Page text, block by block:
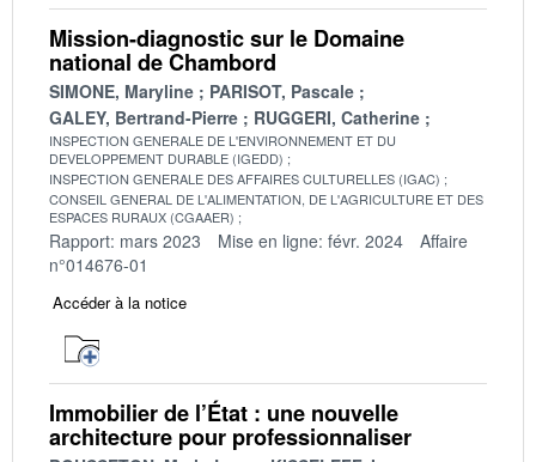
Mission-diagnostic sur le Domaine
national de Chambord
SIMONE, Maryline
PARISOT, Pascale
GALEY, Bertrand-Pierre
RUGGERI, Catherine
INSPECTION GENERALE DE L'ENVIRONNEMENT ET DU
DEVELOPPEMENT DURABLE (IGEDD)
INSPECTION GENERALE DES AFFAIRES CULTURELLES (IGAC)
CONSEIL GENERAL DE L'ALIMENTATION, DE L'AGRICULTURE ET DES
ESPACES RURAUX (CGAAER)
Rapport: mars 2023 Mise en ligne: févr. 2024
Affaire
n°014676-01
Accéder à la notice
Immobilier de l’État : une nouvelle
architecture pour professionnaliser